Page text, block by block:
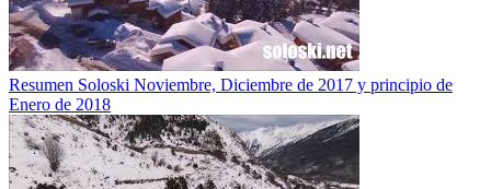
Resumen Soloski Noviembre, Diciembre de 2017 y principio de
Enero de 2018